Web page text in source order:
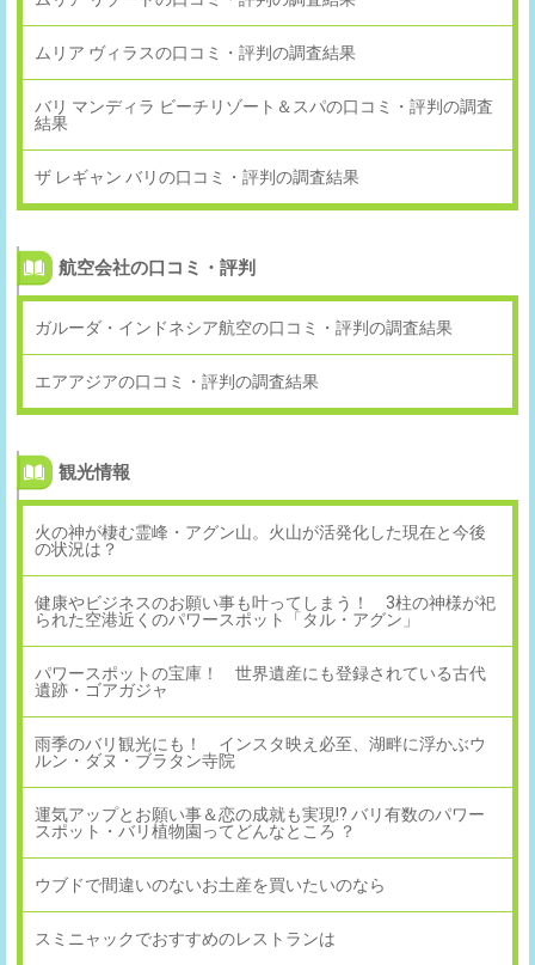
ムリア ヴィラスの口コミ・評判の調査結果
バリ マンディラ ビーチリゾート＆スパの口コミ・評判の調査
結果
ザ レギャン バリの口コミ・評判の調査結果
航空会社の口コミ・評判
ガルーダ・インドネシア航空の口コミ・評判の調査結果
エアアジアの口コミ・評判の調査結果
観光情報
火の神が棲む霊峰・アグン山。火山が活発化した現在と今後
の状況は？
健康やビジネスのお願い事も叶ってしまう！ 3柱の神様が祀
られた空港近くのパワースポット「タル・アグン」
パワースポットの宝庫！ 世界遺産にも登録されている古代
遺跡・ゴアガジャ
雨季のバリ観光にも！ インスタ映え必至、湖畔に浮かぶウ
ルン・ダヌ・ブラタン寺院
運気アップとお願い事＆恋の成就も実現!? バリ有数のパワー
スポット・バリ植物園ってどんなところ ？
ウブドで間違いのないお土産を買いたいのなら
スミニャックでおすすめのレストランは